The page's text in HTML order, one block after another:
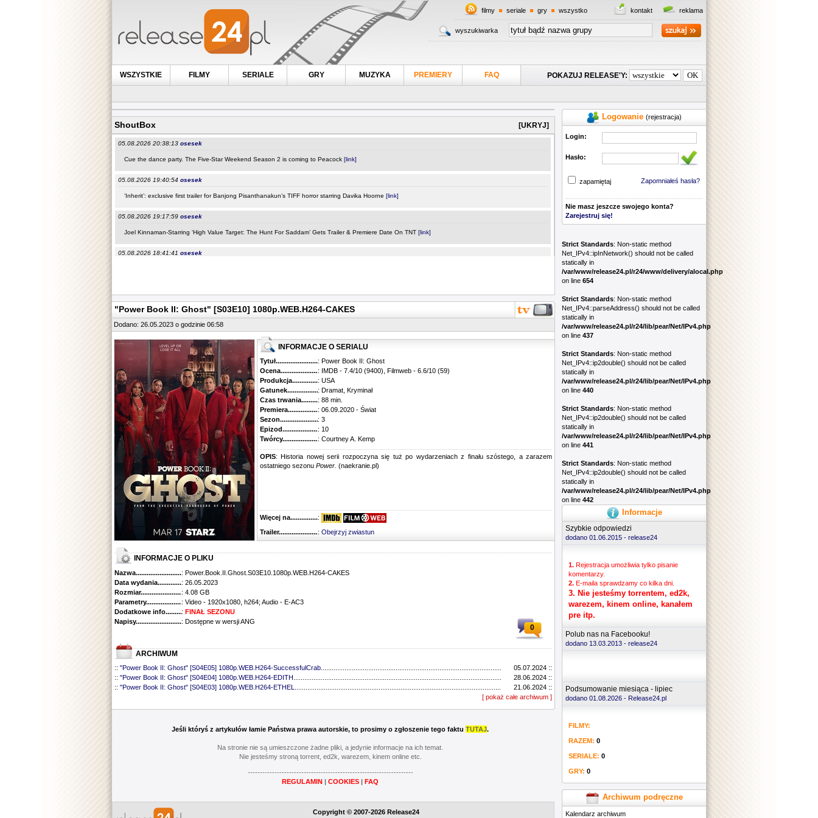
reklama
kontakt
filmy seriale gry wszystko
wyszukiwarka
POKAZUJ RELEASE'Y:
WSZYSTKIE FILMY SERIALE GRY MUZYKA PREMIERY FAQ
Logowanie (rejestracja)
Login:
Hasło:
Zapomniałeś hasła?
zapamiętaj
Nie masz jeszcze swojego konta?
Zarejestruj się!
Strict Standards: Non-static method
Net_IPv4::ipInNetwork() should not be called
statically in
/var/www/release24.pl/r24/www/delivery/alocal.php
on line 654
Strict Standards: Non-static method
Net_IPv4::parseAddress() should not be called
statically in
/var/www/release24.pl/r24/lib/pear/Net/IPv4.php
on line 437
Strict Standards: Non-static method
Net_IPv4::ip2double() should not be called
statically in
/var/www/release24.pl/r24/lib/pear/Net/IPv4.php
on line 440
Strict Standards: Non-static method
Net_IPv4::ip2double() should not be called
statically in
/var/www/release24.pl/r24/lib/pear/Net/IPv4.php
on line 441
Strict Standards: Non-static method
Net_IPv4::ip2double() should not be called
statically in
/var/www/release24.pl/r24/lib/pear/Net/IPv4.php
on line 442
Informacje
Szybkie odpowiedzi
dodano 01.06.2015 - release24
1. Rejestracja umożliwia tylko pisanie
komentarzy.
2. E-maila sprawdzamy co kilka dni.
3. Nie jesteśmy torrentem, ed2k,
warezem, kinem online, kanałem
pre itp.
Polub nas na Facebooku!
dodano 13.03.2013 - release24
Podsumowanie miesiąca - lipiec
dodano 01.08.2026 - Release24.pl
FILMY:
RAZEM: 0
SERIALE: 0
GRY: 0
Archiwum podręczne
Kalendarz archiwum
[UKRYJ]
ShoutBox
"Power Book II: Ghost" [S03E10] 1080p.WEB.H264-CAKES
Dodano: 26.05.2023 o godzinie 06:58
INFORMACJE O SERIALU
Tytuł............................................
: Power Book II: Ghost
Ocena.............................................: IMDB - 7.4/10 (9400), Filmweb - 6.6/10 (59)
Produkcja.........................................
: USA
Gatunek...........................................
: Dramat, Kryminał
Czas trwania......................................
: 88 min.
Premiera..........................................
: 06.09.2020 - Świat
Sezon.............................................
: 3
Epizod............................................
: 10
Twórcy...........................................
: Courtney A. Kemp
OPIS: Historia nowej serii rozpoczyna się tuż po wydarzeniach z finału szóstego, a zarazem
ostatniego sezonu Power. (naekranie.pl)
Więcej na........................................
:
Trailer...........................................
: Obejrzyj zwiastun
INFORMACJE O PLIKU
Nazwa.............................................: Power.Book.II.Ghost.S03E10.1080p.WEB.H264-CAKES
Data wydania......................................
: 26.05.2023
Rozmiar...........................................
: 4.08 GB
Parametry.........................................: Video - 1920x1080, h264; Audio - E-AC3
Dodatkowe info....................................
: FINAŁ SEZONU
Napisy............................................: Dostępne w wersji ANG
0
ARCHIWUM
:: "Power Book II: Ghost" [S04E05] 1080p.WEB.H264-SuccessfulCrab ..................................................................................................................................
05.07.2024 ::
:: "Power Book II: Ghost" [S04E04] 1080p.WEB.H264-EDITH ..................................................................................................................................28.06.2024 ::
:: "Power Book II: Ghost" [S04E03] 1080p.WEB.H264-ETHEL ..................................................................................................................................21.06.2024 ::
..................................................................................................................................14.06.2024 ::
"Power Book II: Ghost" [S03E08] 1080p.WEB.H264-CAKES ..................................................................................................................................
"Power Book II: Ghost" [S03E06] 1080p.WEB.H264-CAKES..................................................................................................................................
"Power Book II: Ghost" [S03E05] 1080p.WEB.H264-CAKES..................................................................................................................................
"Power Book II: Ghost" [S03E03] 1080p.WEB.H264-CAKES..................................................................................................................................
"Power Book II: Ghost" [S03E02] 1080p.WEB.H264-CAKES..................................................................................................................................
"Power Book II: Ghost" [S02E09] 720p.WEB.H264-GLHF ..................................................................................................................................
[ pokaż całe archiwum ]
Jeśli któryś z artykułów łamie Państwa prawa autorskie, to prosimy o zgłoszenie tego faktu TUTAJ.
Na stronie nie są umieszczone żadne pliki, a jedynie informacje na ich temat.
Nie jesteśmy stroną torrent, ed2k, warezem, kinem online etc.
--------------------------------------------------------------------
REGULAMIN
COOKIES FAQ
Copyright © 2007-2026 Release24